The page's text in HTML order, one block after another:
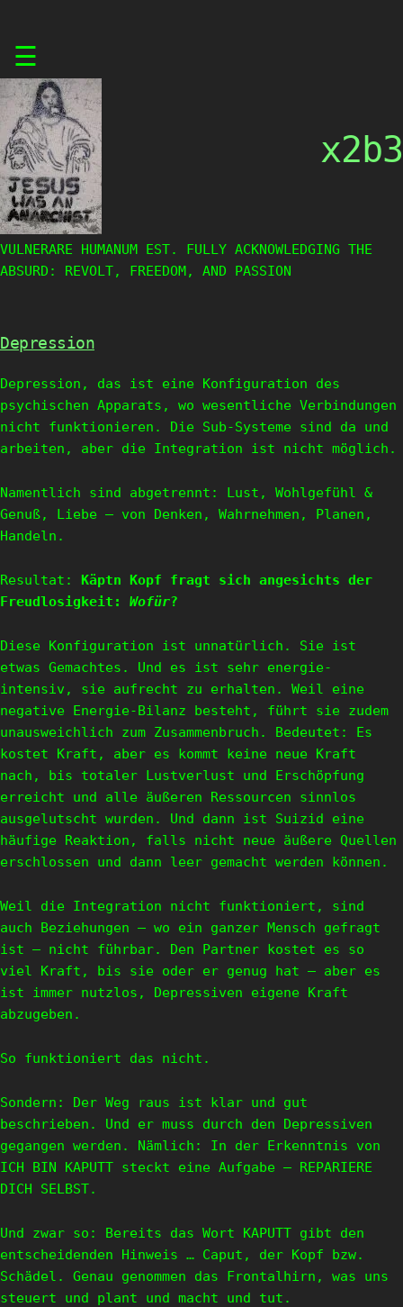
content
☰
x2b3
VULNERARE HUMANUM EST. FULLY ACKNOWLEDGING THE
ABSURD: REVOLT, FREEDOM, AND PASSION
Depression
Depression, das ist eine Konfiguration des
psychischen Apparats, wo wesentliche Verbindungen
nicht funktionieren. Die Sub-Systeme sind da und
arbeiten, aber die Integration ist nicht möglich.
Namentlich sind abgetrennt: Lust, Wohlgefühl &
Genuß, Liebe — von Denken, Wahrnehmen, Planen,
Handeln.
Resultat: Käptn Kopf fragt sich angesichts der
Freudlosigkeit: Wofür?
Diese Konfiguration ist unnatürlich. Sie ist
etwas Gemachtes. Und es ist sehr energie-
intensiv, sie aufrecht zu erhalten. Weil eine
negative Energie-Bilanz besteht, führt sie zudem
unausweichlich zum Zusammenbruch. Bedeutet: Es
kostet Kraft, aber es kommt keine neue Kraft
nach, bis totaler Lustverlust und Erschöpfung
erreicht und alle äußeren Ressourcen sinnlos
ausgelutscht wurden. Und dann ist Suizid eine
häufige Reaktion, falls nicht neue äußere Quellen
erschlossen und dann leer gemacht werden können.
Weil die Integration nicht funktioniert, sind
auch Beziehungen – wo ein ganzer Mensch gefragt
ist – nicht führbar. Den Partner kostet es so
viel Kraft, bis sie oder er genug hat – aber es
ist immer nutzlos, Depressiven eigene Kraft
abzugeben.
So funktioniert das nicht.
Sondern: Der Weg raus ist klar und gut
beschrieben. Und er muss durch den Depressiven
gegangen werden. Nämlich: In der Erkenntnis von
ICH BIN KAPUTT steckt eine Aufgabe – REPARIERE
DICH SELBST.
Und zwar so: Bereits das Wort KAPUTT gibt den
entscheidenden Hinweis … Caput, der Kopf bzw.
Schädel. Genau genommen das Frontalhirn, was uns
steuert und plant und macht und tut.